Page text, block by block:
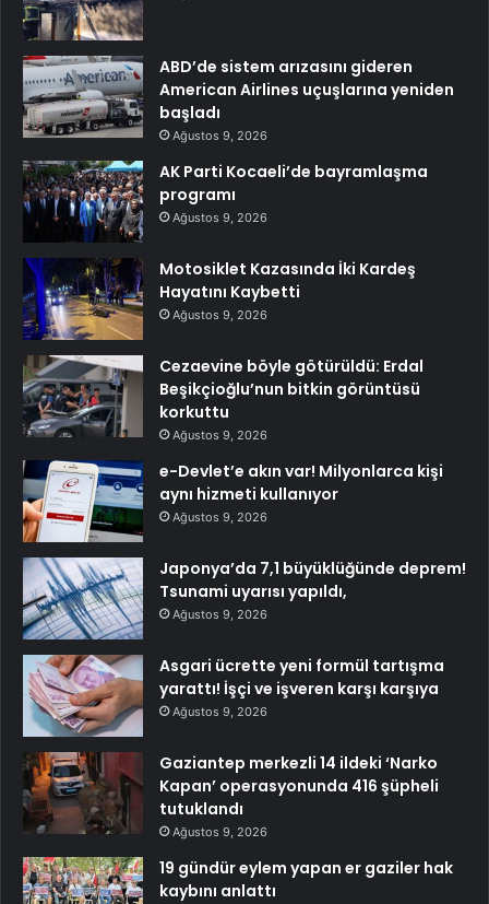
ABD’de sistem arızasını gideren
American Airlines uçuşlarına yeniden
başladı
Ağustos 9, 2026
AK Parti Kocaeli’de bayramlaşma
programı
Ağustos 9, 2026
Motosiklet Kazasında İki Kardeş
Hayatını Kaybetti
Ağustos 9, 2026
Cezaevine böyle götürüldü: Erdal
Beşikçioğlu’nun bitkin görüntüsü
korkuttu
Ağustos 9, 2026
e-Devlet’e akın var! Milyonlarca kişi
aynı hizmeti kullanıyor
Ağustos 9, 2026
Japonya’da 7,1 büyüklüğünde deprem!
Tsunami uyarısı yapıldı,
Ağustos 9, 2026
Asgari ücrette yeni formül tartışma
yarattı! İşçi ve işveren karşı karşıya
Ağustos 9, 2026
Gaziantep merkezli 14 ildeki ‘Narko
Kapan’ operasyonunda 416 şüpheli
tutuklandı
Ağustos 9, 2026
19 gündür eylem yapan er gaziler hak
kaybını anlattı